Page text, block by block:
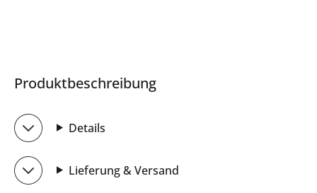
Produktbeschreibung
Details
Lieferung & Versand